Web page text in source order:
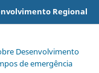
Regional
Desenvolvimento
de emergência